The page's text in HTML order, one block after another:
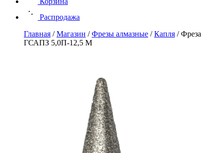
Распродажа
Главная /Магазин /Фрезы алмазные /Капля /Фреза
ГСАПЗ 5,0П-12,5 М